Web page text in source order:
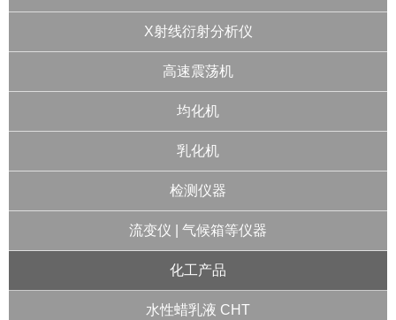
X射线衍射分析仪
高速震荡机
均化机
乳化机
检测仪器
流变仪 | 气候箱等仪器
化工产品
水性蜡乳液 CHT